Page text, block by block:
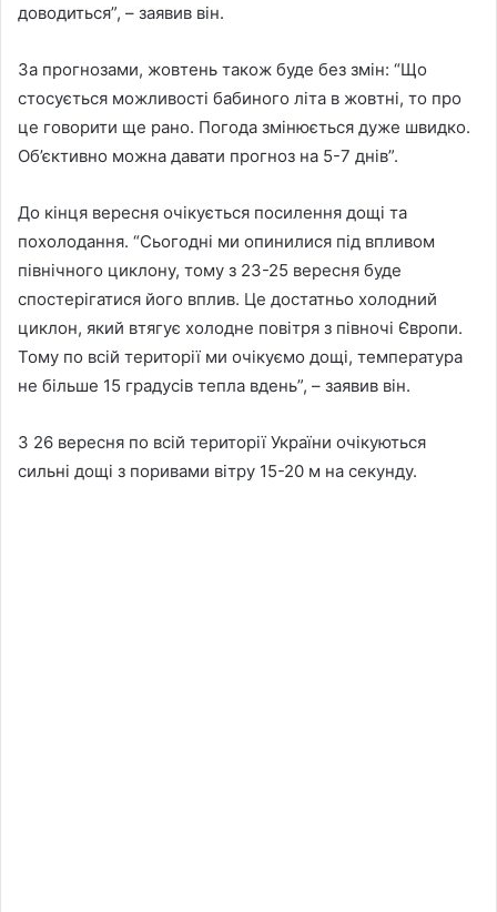
доводиться”, – заявив він.
За прогнозами, жовтень також буде без змін: “Що
стосується можливості бабиного літа в жовтні, то про
це говорити ще рано. Погода змінюється дуже швидко.
Об’єктивно можна давати прогноз на 5-7 днів”.
До кінця вересня очікується посилення дощі та
похолодання. “Сьогодні ми опинилися під впливом
північного циклону, тому з 23-25 вересня буде
спостерігатися його вплив. Це достатньо холодний
циклон, який втягує холодне повітря з півночі Європи.
Тому по всій території ми очікуємо дощі, температура
не більше 15 градусів тепла вдень”, – заявив він.
З 26 вересня по всій території України очікуються
сильні дощі з поривами вітру 15-20 м на секунду.